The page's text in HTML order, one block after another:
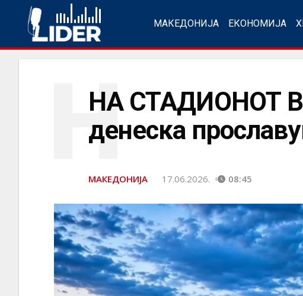
МАКЕДОНИЈА ЕКОНОМИЈА
НА СТАДИОНОТ
денеска
Н
МАКЕДОНИЈА 17.06.2026. 08:45